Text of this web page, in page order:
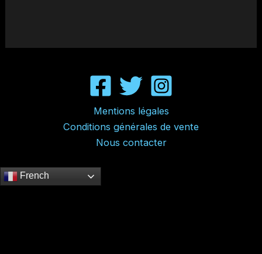
Mentions légales
Conditions générales de vente
Nous contacter
French